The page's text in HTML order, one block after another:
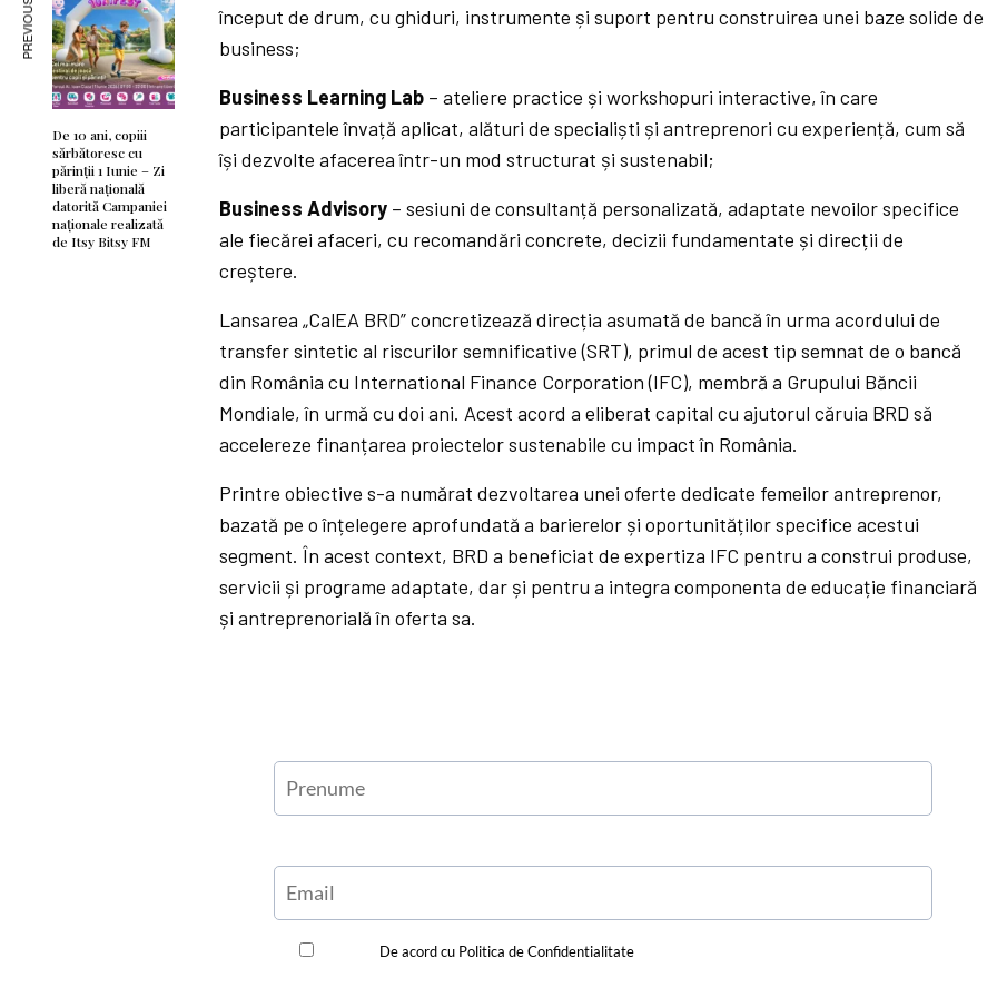
De 10 ani, copiii
sărbătoresc cu
părinții 1 Iunie – Zi
liberă națională
datorită Campaniei
naționale realizată
de Itsy Bitsy FM
început de drum, cu ghiduri, instrumente și suport pentru construirea unei baze solide de
business;
Business Learning Lab – ateliere practice și workshopuri interactive, în care
participantele învață aplicat, alături de specialiști și antreprenori cu experiență, cum să
își dezvolte afacerea într-un mod structurat și sustenabil;
Business Advisory – sesiuni de consultanță personalizată, adaptate nevoilor specifice
ale fiecărei afaceri, cu recomandări concrete, decizii fundamentate și direcții de
creștere.
Lansarea „CalEA BRD” concretizează direcția asumată de bancă în urma acordului de
transfer sintetic al riscurilor semnificative (SRT), primul de acest tip semnat de o bancă
din România cu International Finance Corporation (IFC), membră a Grupului Băncii
Mondiale, în urmă cu doi ani. Acest acord a eliberat capital cu ajutorul căruia BRD să
accelereze finanțarea proiectelor sustenabile cu impact în România.
Printre obiective s-a numărat dezvoltarea unei oferte dedicate femeilor antreprenor,
bazată pe o înțelegere aprofundată a barierelor și oportunităților specifice acestui
segment. În acest context, BRD a beneficiat de expertiza IFC pentru a construi produse,
servicii și programe adaptate, dar și pentru a integra componenta de educație financiară
și antreprenorială în oferta sa.